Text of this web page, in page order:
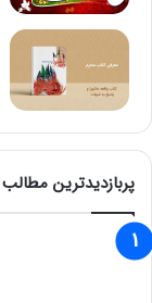
پربازدیدترین مطالب